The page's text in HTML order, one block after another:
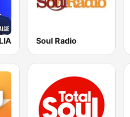
Soul Radio